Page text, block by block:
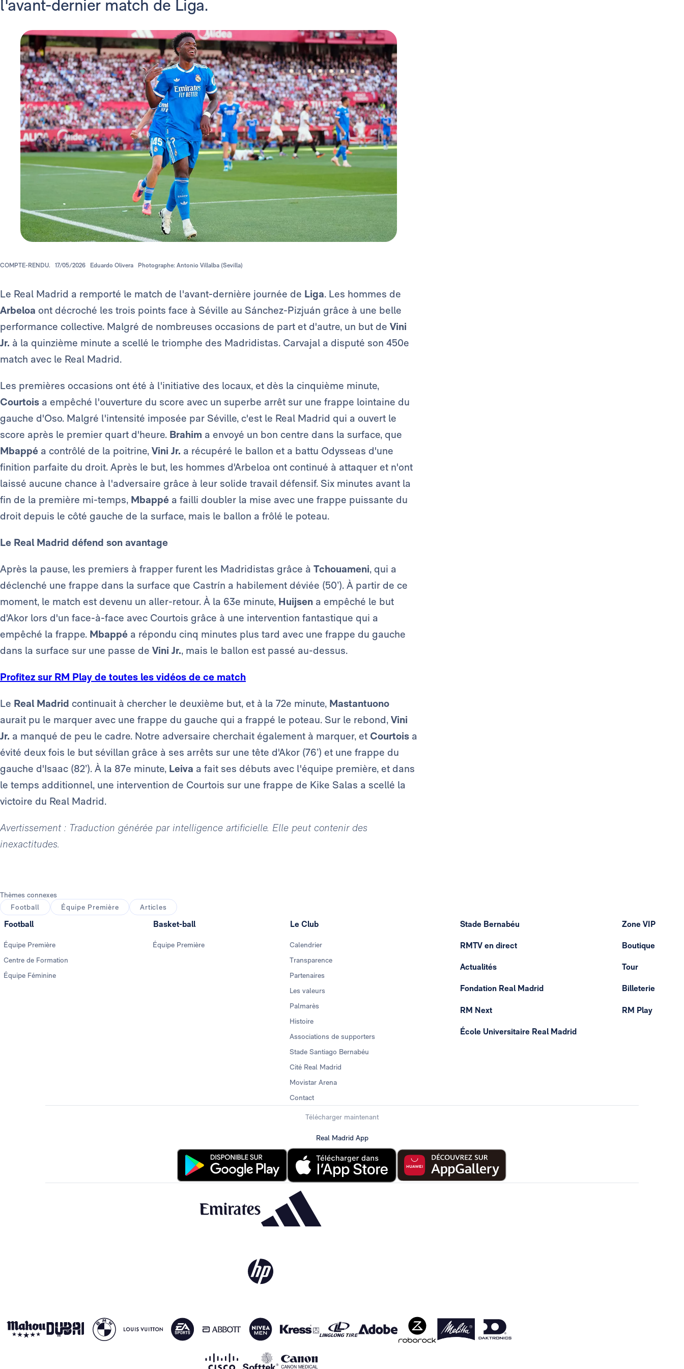
l'avant-dernier match de Liga.
COMPTE-RENDU. 17/05/2026 Eduardo Olivera Photographe: Antonio Villalba (Sevilla)
Le Real Madrid a remporté le match de l'avant-dernière journée de Liga. Les hommes de
Arbeloa ont décroché les trois points face à Séville au Sánchez-Pizjuán grâce à une belle
performance collective. Malgré de nombreuses occasions de part et d'autre, un but de Vini
Jr. à la quinzième minute a scellé le triomphe des Madridistas. Carvajal a disputé son 450e
match avec le Real Madrid.
Les premières occasions ont été à l'initiative des locaux, et dès la cinquième minute,
Courtois a empêché l'ouverture du score avec un superbe arrêt sur une frappe lointaine du
gauche d'Oso. Malgré l'intensité imposée par Séville, c'est le Real Madrid qui a ouvert le
score après le premier quart d'heure. Brahim a envoyé un bon centre dans la surface, que
Mbappé a contrôlé de la poitrine, Vini Jr. a récupéré le ballon et a battu Odysseas d'une
finition parfaite du droit. Après le but, les hommes d'Arbeloa ont continué à attaquer et n'ont
laissé aucune chance à l'adversaire grâce à leur solide travail défensif. Six minutes avant la
fin de la première mi-temps, Mbappé a failli doubler la mise avec une frappe puissante du
droit depuis le côté gauche de la surface, mais le ballon a frôlé le poteau.
Le Real Madrid défend son avantage
Après la pause, les premiers à frapper furent les Madridistas grâce à Tchouameni, qui a
déclenché une frappe dans la surface que Castrín a habilement déviée (50’). À partir de ce
moment, le match est devenu un aller-retour. À la 63e minute, Huijsen a empêché le but
d'Akor lors d'un face-à-face avec Courtois grâce à une intervention fantastique qui a
empêché la frappe. Mbappé a répondu cinq minutes plus tard avec une frappe du gauche
dans la surface sur une passe de Vini Jr., mais le ballon est passé au-dessus.
Profitez sur RM Play de toutes les vidéos de ce match
Le Real Madrid continuait à chercher le deuxième but, et à la 72e minute, Mastantuono
aurait pu le marquer avec une frappe du gauche qui a frappé le poteau. Sur le rebond, Vini
Jr. a manqué de peu le cadre. Notre adversaire cherchait également à marquer, et Courtois a
évité deux fois le but sévillan grâce à ses arrêts sur une tête d'Akor (76’) et une frappe du
gauche d'Isaac (82’). À la 87e minute, Leiva a fait ses débuts avec l'équipe première, et dans
le temps additionnel, une intervention de Courtois sur une frappe de Kike Salas a scellé la
victoire du Real Madrid.
Avertissement : Traduction générée par intelligence artificielle. Elle peut contenir des
inexactitudes.
Thèmes connexes
Football
Équipe Première Articles
Football
Équipe Première
Centre de Formation
Équipe Féminine
Basket-ball
Équipe Première
Le Club
Calendrier
Transparence
Partenaires
Les valeurs
Palmarès
Histoire
Associations de supporters
Stade Santiago Bernabéu
Cité Real Madrid
Movistar Arena
Contact
Stade Bernabéu
RMTV en direct
Actualités
Fondation Real Madrid
RM Next
École Universitaire Real Madrid
Zone VIP
Boutique
Tour
Billeterie
RM Play
Télécharger maintenant
Real Madrid App